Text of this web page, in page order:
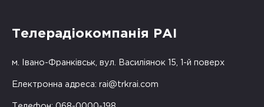
Телерадіокомпанія РАІ
м. Івано-Франківськ, вул. Василіянок 15, 1-й поверх
Електронна адреса: rai@trkrai.com